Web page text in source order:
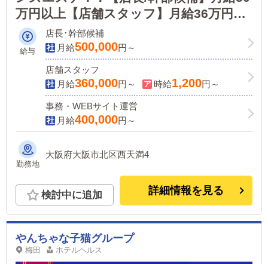
万円以上【店舗スタッフ】月給36万円以
上◎週休2日制・正月休暇でメリハリあ
る環境。やる気と向上心で昇給可能！
給与
店長･幹部候補
月給500,000円～
店舗スタッフ
月給360,000円～ 時給1,200円～
事務・WEBサイト運営
月給400,000円～
勤務地
大阪府大阪市北区西天満4
検討中に追加 詳細情報を見る
やんちゃな子猫グループ
梅田 ホテルヘルス